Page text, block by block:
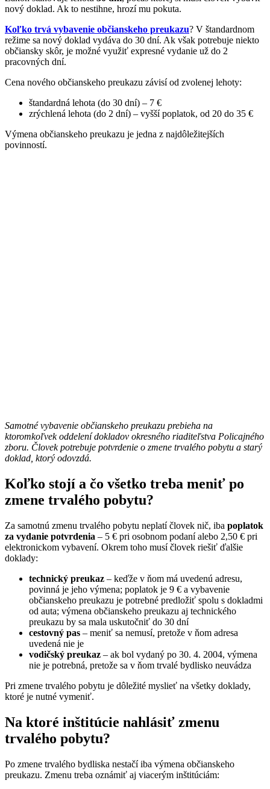
nový doklad. Ak to nestihne, hrozí mu pokuta.
Koľko trvá vybavenie občianskeho preukazu? V štandardnom
režime sa nový doklad vydáva do 30 dní. Ak však potrebuje niekto
občiansky skôr, je možné využiť expresné vydanie už do 2
pracovných dní.
Cena nového občianskeho preukazu závisí od zvolenej lehoty:
štandardná lehota (do 30 dní) – 7 €
zrýchlená lehota (do 2 dní) – vyšší poplatok, od 20 do 35 €
Výmena občianskeho preukazu je jedna z najdôležitejších
povinností.
Samotné vybavenie občianskeho preukazu prebieha na
ktoromkoľvek oddelení dokladov okresného riaditeľstva Policajného
zboru. Človek potrebuje potvrdenie o zmene trvalého pobytu a starý
doklad, ktorý odovzdá.
Koľko stojí a čo všetko treba meniť po
zmene trvalého pobytu?
Za samotnú zmenu trvalého pobytu neplatí človek nič, iba poplatok
za vydanie potvrdenia – 5 € pri osobnom podaní alebo 2,50 € pri
elektronickom vybavení. Okrem toho musí človek riešiť ďalšie
doklady:
technický preukaz – keďže v ňom má uvedenú adresu,
povinná je jeho výmena; poplatok je 9 € a vybavenie
občianskeho preukazu je potrebné predložiť spolu s dokladmi
od auta; výmena občianskeho preukazu aj technického
preukazu by sa mala uskutočniť do 30 dní
cestovný pas – meniť sa nemusí, pretože v ňom adresa
uvedená nie je
vodičský preukaz – ak bol vydaný po 30. 4. 2004, výmena
nie je potrebná, pretože sa v ňom trvalé bydlisko neuvádza
Pri zmene trvalého pobytu je dôležité myslieť na všetky doklady,
ktoré je nutné vymeniť.
Na ktoré inštitúcie nahlásiť zmenu
trvalého pobytu?
Po zmene trvalého bydliska nestačí iba výmena občianskeho
preukazu. Zmenu treba oznámiť aj viacerým inštitúciám: